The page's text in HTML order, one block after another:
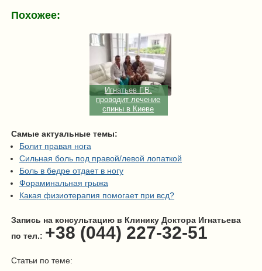
Похожее:
Игнатьев Г.В.
проводит лечение
спины в Киеве
Самые актуальные темы:
Болит правая нога
Сильная боль под правой/левой лопаткой
Боль в бедре отдает в ногу
Фораминальная грыжа
Какая физиотерапия помогает при всд?
Запись на консультацию в Клинику Доктора Игнатьева
по тел.: +38 (044) 227-32-51
Статьи по теме: